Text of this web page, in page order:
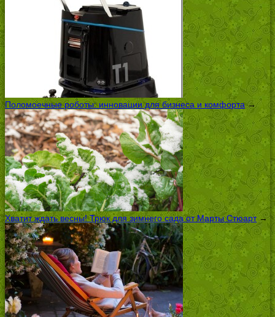
Поломоечные роботы: инновации для бизнеса и комфорта→
Хватит ждать весны! Трюк для зимнего сада от Марты Стюарт→